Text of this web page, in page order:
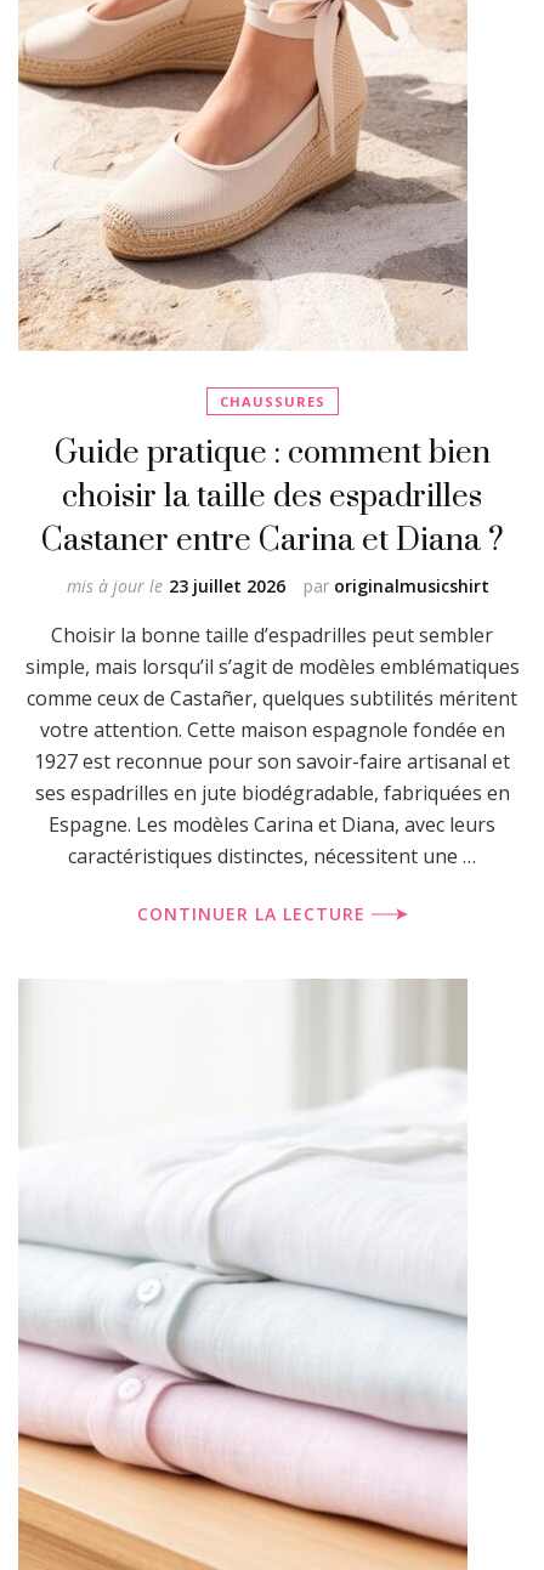
CHAUSSURES
Guide pratique : comment bien
choisir la taille des espadrilles
Castaner entre Carina et Diana ?
par originalmusicshirt
mis à jour le 23 juillet 2026
Choisir la bonne taille d’espadrilles peut sembler
simple, mais lorsqu’il s’agit de modèles emblématiques
comme ceux de Castañer, quelques subtilités méritent
votre attention. Cette maison espagnole fondée en
1927 est reconnue pour son savoir-faire artisanal et
ses espadrilles en jute biodégradable, fabriquées en
Espagne. Les modèles Carina et Diana, avec leurs
caractéristiques distinctes, nécessitent une …
CONTINUER LA LECTURE